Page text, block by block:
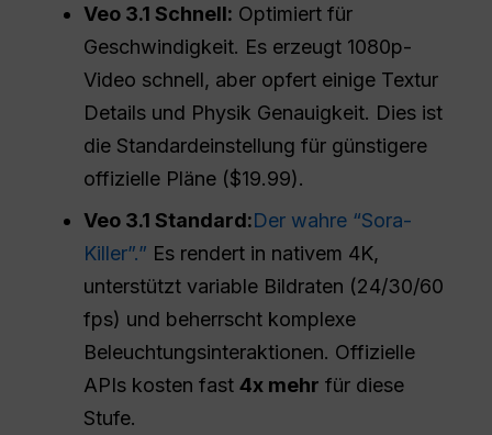
Veo 3.1 Schnell: Optimiert für
Geschwindigkeit. Es erzeugt 1080p-
Video schnell, aber opfert einige Textur
Details und Physik Genauigkeit. Dies ist
die Standardeinstellung für günstigere
offizielle Pläne ($19.99).
Veo 3.1 Standard:Der wahre “Sora-
Killer”.” Es rendert in nativem 4K,
unterstützt variable Bildraten (24/30/60
fps) und beherrscht komplexe
Beleuchtungsinteraktionen. Offizielle
APIs kosten fast4x mehr für diese
Stufe.